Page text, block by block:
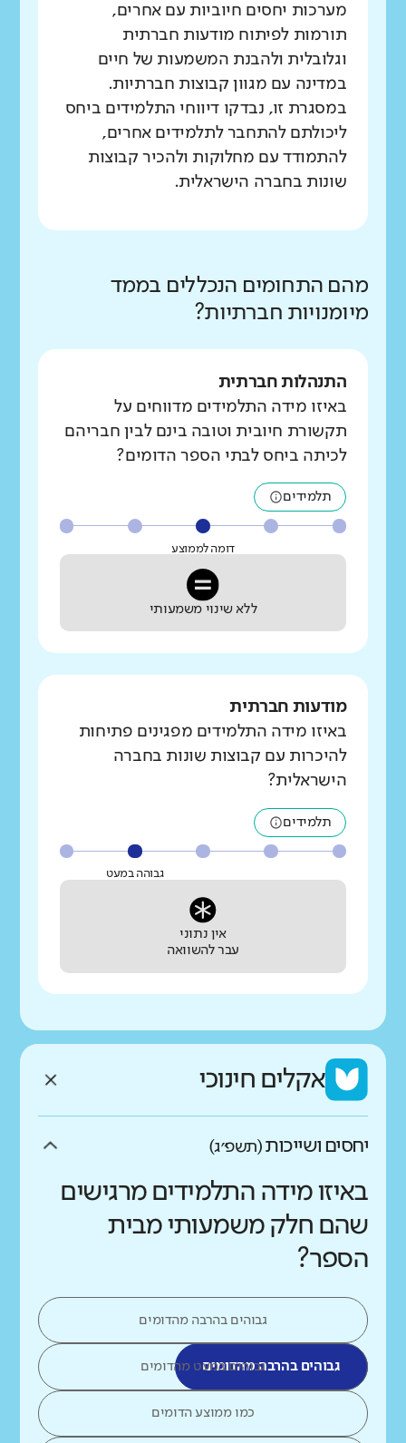
מערכות יחסים חיוביות עם אחרים,
תורמות לפיתוח מודעות חברתית
וגלובלית ולהבנת המשמעות של חיים
במדינה עם מגוון קבוצות חברתיות.
במסגרת זו, נבדקו דיווחי התלמידים ביחס
ליכולתם להתחבר לתלמידים אחרים,
להתמודד עם מחלוקות ולהכיר קבוצות
שונות בחברה הישראלית.
מהם התחומים הנכללים בממד
מיומנויות חברתיות?
התנהלות חברתית
באיזו מידה התלמידים מדווחים על
תקשורת חיובית וטובה בינם לבין חבריהם
לכיתה ביחס לבתי הספר הדומים?
תלמידים
דומה לממוצע
ללא שינוי משמעותי
מודעות חברתית
באיזו מידה התלמידים מפגינים פתיחות
להיכרות עם קבוצות שונות בחברה
הישראלית?
תלמידים
גבוהה במעט
אין נתוני
עבר להשוואה
אקלים חינוכי
יחסים ושייכות(תשפ״ג)
באיזו מידה התלמידים מרגישים
שהם חלק משמעותי מבית
הספר?
גבוהים בהרבה מהדומים
גבוהים בהרבה מהדומיםגבוהים במעט מהדומים
כמו ממוצע הדומים